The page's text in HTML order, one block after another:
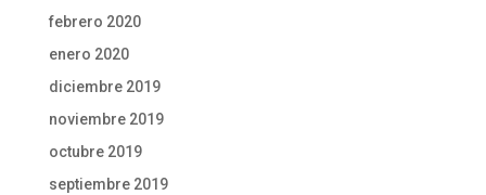
febrero 2020
enero 2020
diciembre 2019
noviembre 2019
octubre 2019
septiembre 2019